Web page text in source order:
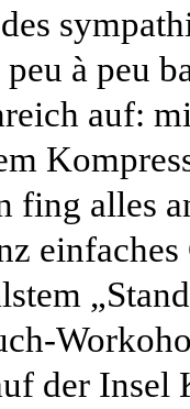
à peu
auf:
fing alles
einfaches
der Insel